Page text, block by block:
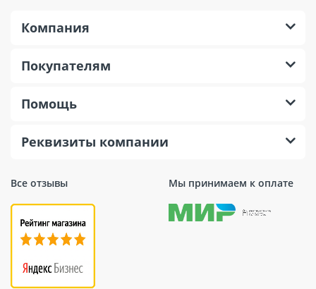
увеличить срок службы изделия.
Все отзывы Мы принимаем к оплате
Компания
Покупателям
Помощь
Реквизиты компании